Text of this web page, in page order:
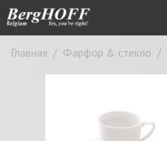
Главная / Фарфор & стекло /